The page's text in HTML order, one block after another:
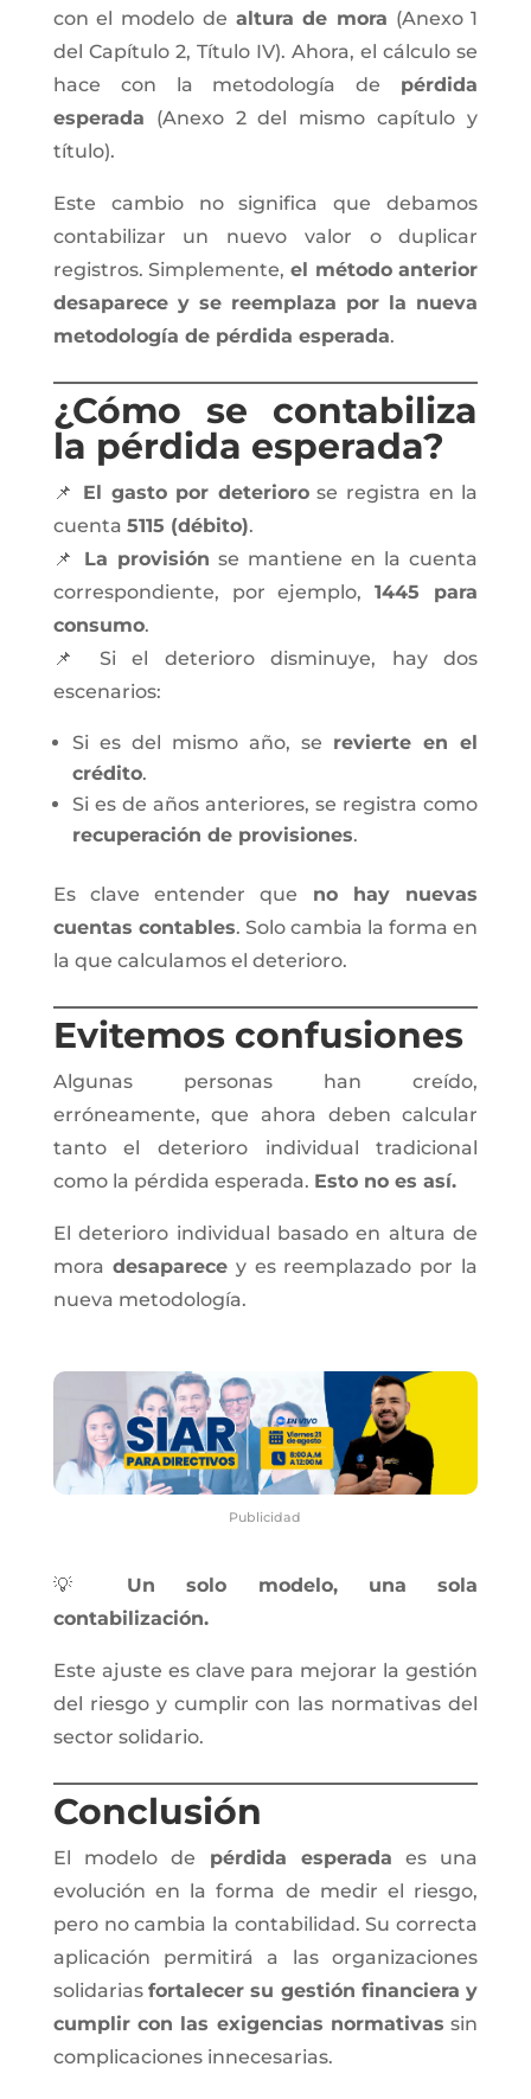
con el modelo de altura de mora (Anexo 1
del Capítulo 2, Título IV). Ahora, el cálculo se
hace con la metodología de pérdida
esperada (Anexo 2 del mismo capítulo y
título).
Este cambio no significa que debamos
contabilizar un nuevo valor o duplicar
registros. Simplemente, el método anterior
desaparece y se reemplaza por la nueva
metodología de pérdida esperada.
¿Cómo se contabiliza
la pérdida esperada?
📌 El gasto por deteriorose registra en la
cuenta 5115 (débito).
📌 La provisión se mantiene en la cuenta
correspondiente, por ejemplo,1445 para
consumo.
📌 Si el deterioro disminuye, hay dos
escenarios:
Si es del mismo año, se revierte en el
crédito.
Si es de años anteriores, se registra como
recuperación de provisiones.
Es clave entender que no hay nuevas
cuentas contables. Solo cambia la forma en
la que calculamos el deterioro.
Evitemos confusiones
Algunas personas han creído,
erróneamente, que ahora deben calcular
tanto el deterioro individual tradicional
como la pérdida esperada. Esto no es así.
El deterioro individual basado en altura de
mora desaparecey es reemplazado por la
nueva metodología.
Publicidad
💡 Un solo modelo, una sola
contabilización.
Este ajuste es clave para mejorar la gestión
del riesgo y cumplir con las normativas del
sector solidario.
Conclusión
El modelo de pérdida esperada es una
evolución en la forma de medir el riesgo,
pero no cambia la contabilidad. Su correcta
aplicación permitirá a las organizaciones
solidariasfortalecer su gestión financiera y
cumplir con las exigencias normativas sin
complicaciones innecesarias.